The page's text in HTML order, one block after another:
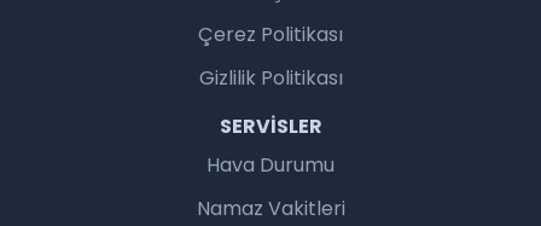
Çerez Politikası
Gizlilik Politikası
SERVISLER
Hava Durumu
Namaz Vakitleri